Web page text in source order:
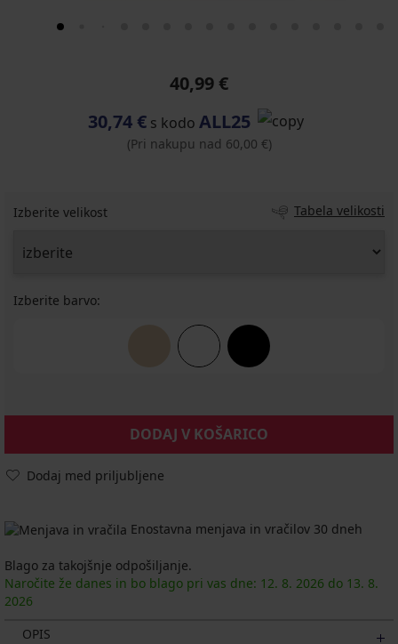
40,99 €
30,74 €s kodo ALL25
(Pri nakupu nad 60,00 €)
Izberite velikost Tabela velikosti
Izberite barvo:
DODAJ V KOŠARICO
Dodaj med priljubljene
Enostavna menjava in vračilov 30 dneh
Blago za takojšnje odpošiljanje.
Naročite že danes in bo blago pri vas dne: 12. 8. 2026 do 13. 8.
2026
OPIS